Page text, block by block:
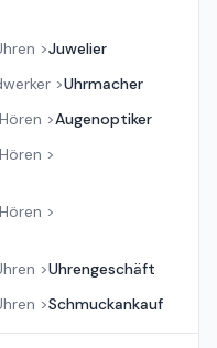
>Juwelier
>Uhrmacher
>Augenoptiker
>
>
>Uhrengeschäft
>Schmuckankauf